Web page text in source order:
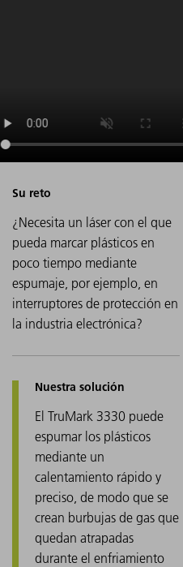
¿Necesita un láser con el que
pueda marcar plásticos en
poco tiempo mediante
espumaje, por ejemplo, en
interruptores de protección en
la industria electrónica?
El TruMark 3330 puede
espumar los plásticos
mediante un
calentamiento rápido y
preciso, de modo que se
crean burbujas de gas que
quedan atrapadas
durante el enfriamiento